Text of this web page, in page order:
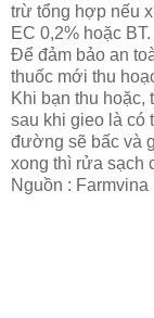
trừ tổng hợp nếu
EC 0,2% hoặc BT.
Để đảm bảo an
thuốc mới thu
Khi bạn thu
sau khi gieo là có
đường sẽ bấc và
xong thì rửa sạch
Nguồn : Farmvina